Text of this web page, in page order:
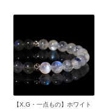
【X.G・一点もの】ホワイト